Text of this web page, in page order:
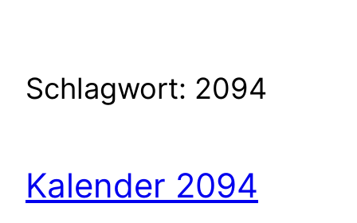
Schlagwort: 2094
Kalender 2094